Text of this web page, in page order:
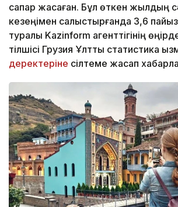
сапар жасаған. Бұл өткен жылдың
кезеңімен салыстырғанда 3,6
туралы Kazinform агенттігінің
тілшісі Грузия Ұлттық статистика
деректеріне сілтеме жасап